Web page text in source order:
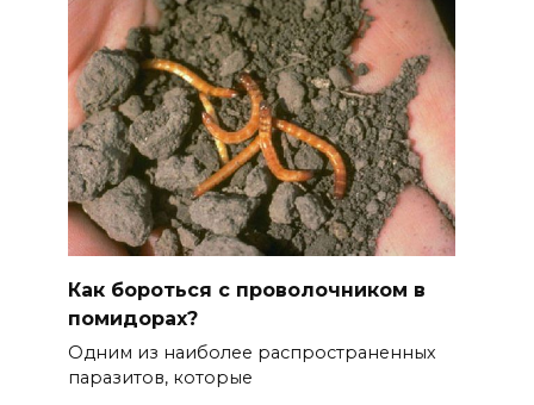
Как бороться с проволочником в
помидорах?
Одним из наиболее распространенных
паразитов, которые